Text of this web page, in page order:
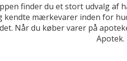
finder du et stort udvalg af
kendte mærkevarer inden for
Når du køber varer på
Apotek.